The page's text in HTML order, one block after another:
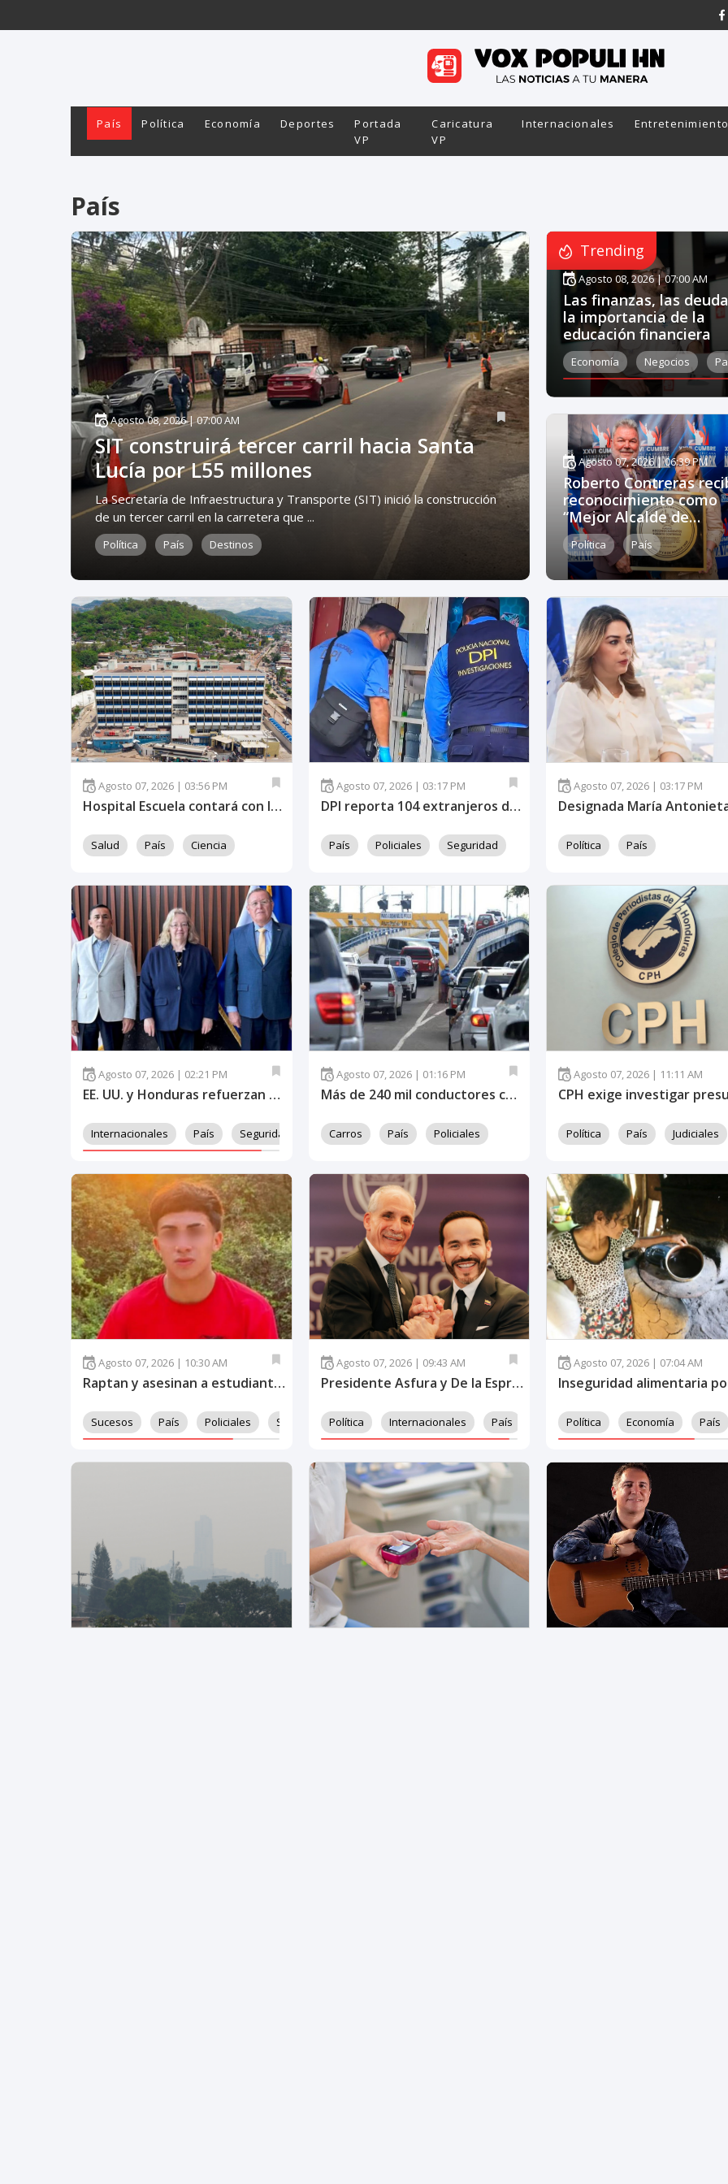
País Política Economía Deportes
Portada
VP
Caricatura
VP
Internacionales Entretenimiento
País
Agosto 08, 2026 | 07:00 AM
SIT construirá tercer carril hacia Santa
Lucía por L55 millones
La Secretaría de Infraestructura y Transporte (SIT) inició la construcción
de un tercer carril en la carretera que ...
Política País Destinos
Trending
Agosto 08, 2026 | 07:00 AM
Las finanzas, las
la importancia de la
educación financiera
Economía Negocios
Agosto 07, 2026 | 06:39 PM
Roberto Contreras
reconocimiento como
“Mejor Alcalde de
Centroamérica”
Política País
Agosto 07, 2026 | 03:56 PM
Hospital Escuela contará con laboratorio especializado para impulsar trasplantes de órganos
Salud País Ciencia
Agosto 07, 2026 | 03:17 PM
DPI reporta 104 extranjeros detenidos por diversos delitos en Honduras
País Policiales Seguridad
Agosto 07, 2026 | 03:17 PM
Política País
Agosto 07, 2026 | 02:21 PM
EE. UU. y Honduras refuerzan alianza para combatir el crimen organizado y fortalecer la seguridad
Internacionales País Seguridad
Agosto 07, 2026 | 01:16 PM
Más de 240 mil conductores con multas pendientes no podrán realizar trámites policiales
Carros País Policiales
Agosto 07, 2026 | 11:11 AM
Política País Judiciales
Agosto 07, 2026 | 10:30 AM
Raptan y asesinan a estudiante del Abelardo R. Fortín; investigan presunto engaño en redes sociales
Sucesos País Policiales Seguridad
Agosto 07, 2026 | 09:43 AM
Presidente Asfura y De la Espriella abordan cooperación entre Honduras y Colombia
Política Internacionales País
Agosto 07, 2026 | 07:04 AM
Política Economía País